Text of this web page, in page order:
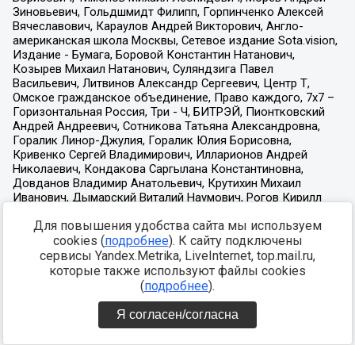
Для повышения удобства сайта мы используем
cookies (подробнее). К сайту подключены
сервисы Yandex.Metrika, LiveInternet, top.mail.ru,
которые также используют файлы cookies
(подробнее).
Я согласен/согласна